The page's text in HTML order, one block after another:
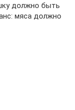
должно быть
мяса должно